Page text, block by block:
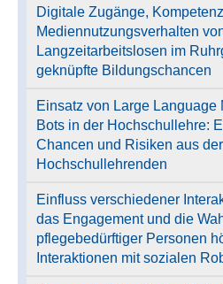
Digitale Zugänge,
Mediennutzungsverhalten
Langzeitarbeitslosen im
geknüpfte Bildungschancen
Einsatz von Large Language
Bots in der Hochschullehre:
Chancen und Risiken aus
Hochschullehrenden
Einfluss verschiedener
das Engagement und die
pflegebedürftiger Personen
Interaktionen mit sozialen